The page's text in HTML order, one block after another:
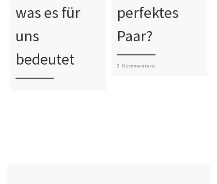
was es für
uns
bedeutet
perfektes
Paar?
3 Kommentare